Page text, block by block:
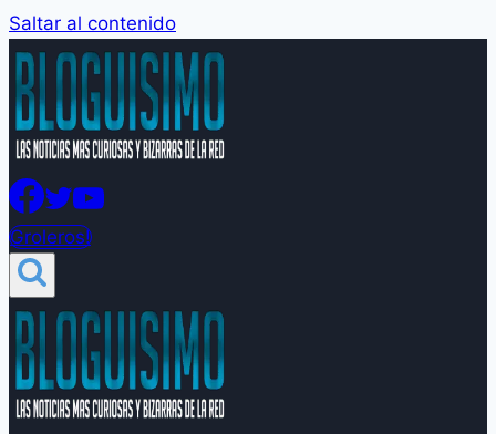
Saltar al contenido
Groleros!